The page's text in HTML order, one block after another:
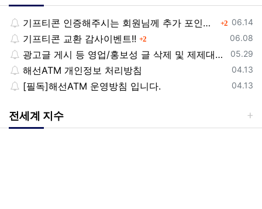
등록일
06.14
기프티콘 인증해주시는 회원님께 추가 포인트 쏩니다!! 2댓글
등록일
06.08
기프티콘 교환 감사이벤트!! 2댓글
등록일
05.29
광고글 게시 등 영업/홍보성 글 삭제 및 제제대상입니다.
등록일
04.13
해선ATM 개인정보 처리방침
등록일
04.13
[필독]해선ATM 운영방침 입니다.
전세계 지수